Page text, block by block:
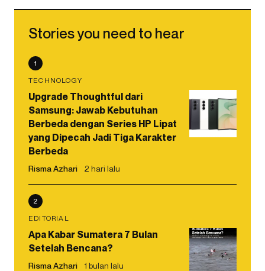
Stories you need to hear
1
TECHNOLOGY
Upgrade Thoughtful dari
Samsung: Jawab Kebutuhan
Berbeda dengan Series HP Lipat
yang Dipecah Jadi Tiga Karakter
Berbeda
Risma Azhari 2 hari lalu
2
EDITORIAL
Apa Kabar Sumatera 7 Bulan
Setelah Bencana?
Risma Azhari 1 bulan lalu